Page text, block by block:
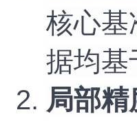
核心基
据均基
局部